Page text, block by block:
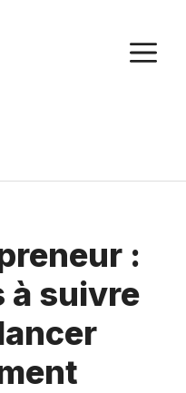
:
à suivre